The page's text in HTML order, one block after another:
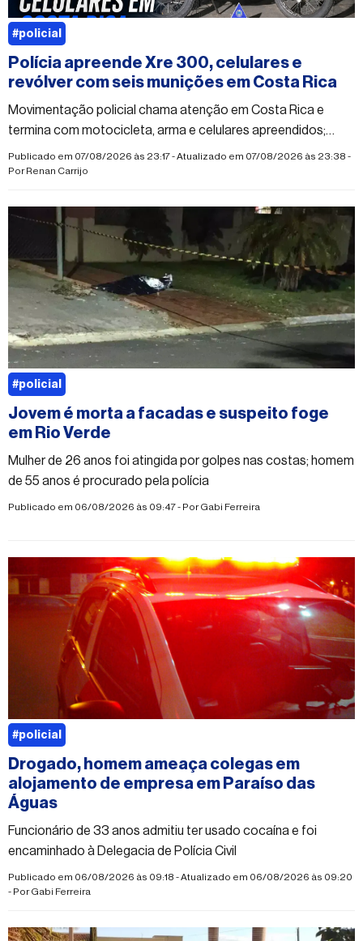
Polícia apreende Xre 300, celulares e
revólver com seis munições em Costa Rica
Movimentação policial chama atenção em Costa Rica e
termina com motocicleta, arma e celulares apreendidos;
caso segue sem esclarecimento oficial.
Publicado em 07/08/2026 às 23:17 - Atualizado em 07/08/2026 às 23:38 -
PorRenan Carrijo
#policial
Jovem é morta a facadas e suspeito foge
em Rio Verde
Mulher de 26 anos foi atingida por golpes nas costas; homem
de 55 anos é procurado pela polícia
Publicado em 06/08/2026 às 09:47 - PorGabi Ferreira
#policial
Drogado, homem ameaça colegas em
alojamento de empresa em Paraíso das
Águas
Funcionário de 33 anos admitiu ter usado cocaína e foi
encaminhado à Delegacia de Polícia Civil
Publicado em 06/08/2026 às 09:18 - Atualizado em 06/08/2026 às 09:20
- PorGabi Ferreira
#policial